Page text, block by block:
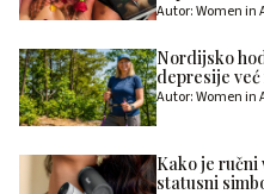
Autor: Women in
Nordijsko
depresije
Autor: Women in
Kako je ručni
statusni